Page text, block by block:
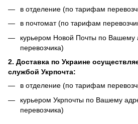
в отделение (по тарифам
в почтомат (по тарифам
курьером Новой Почты по
перевозчика)
2. Доставка по Украине
службой Укрпочта:
в отделение (по тарифам
курьером Укрпочты по Вашему
перевозчика)